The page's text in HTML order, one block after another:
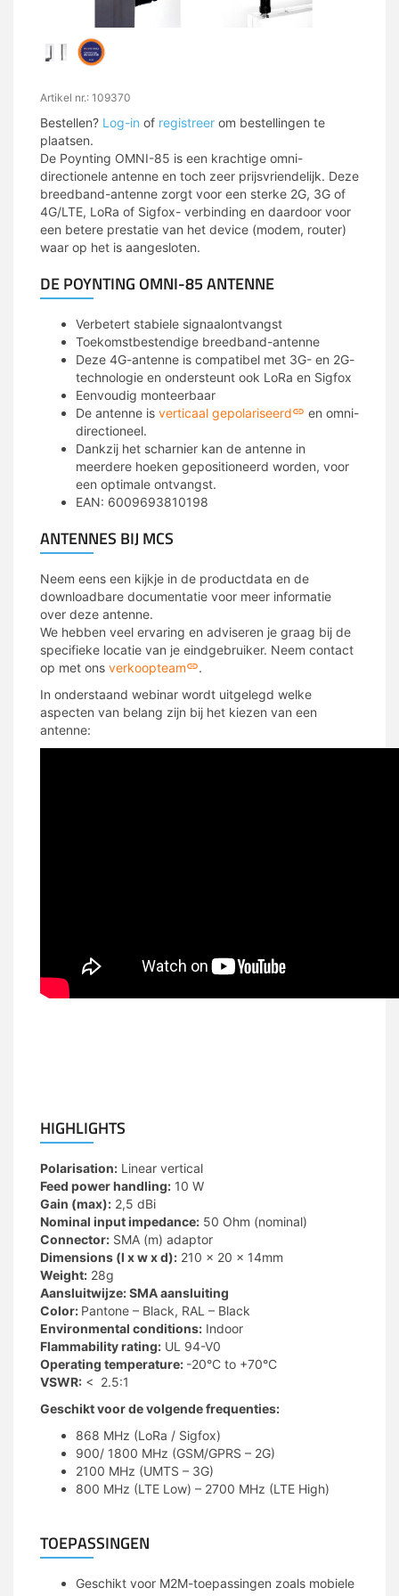
Artikel nr.: 109370
Bestellen? Log-in of registreer om bestellingen te
plaatsen.
De Poynting OMNI-85 is een krachtige omni-
directionele antenne en toch zeer prijsvriendelijk. Deze
breedband-antenne zorgt voor een sterke 2G, 3G of
4G/LTE, LoRa of Sigfox- verbinding en daardoor voor
een betere prestatie van het device (modem, router)
waar op het is aangesloten.
DE POYNTING OMNI-85 ANTENNE
Verbetert stabiele signaalontvangst
Toekomstbestendige breedband-antenne
Deze 4G-antenne is compatibel met 3G- en 2G-
technologie en ondersteunt ook LoRa en Sigfox
Eenvoudig monteerbaar
De antenne is verticaal gepolariseerd
en omni-
directioneel.
Dankzij het scharnier kan de antenne in
meerdere hoeken gepositioneerd worden, voor
een optimale ontvangst.
EAN: 6009693810198
ANTENNES BIJ MCS
Neem eens een kijkje in de productdata en de
downloadbare documentatie voor meer informatie
over deze antenne.
We hebben veel ervaring en adviseren je graag bij de
specifieke locatie van je eindgebruiker. Neem contact
op met ons verkoopteam
.
In onderstaand webinar wordt uitgelegd welke
aspecten van belang zijn bij het kiezen van een
antenne:
HIGHLIGHTS
Polarisation: Linear vertical
Feed power handling: 10 W
Gain (max): 2,5 dBi
Nominal input impedance: 50 Ohm (nominal)
Connector: SMA (m) adaptor
Dimensions (l x w x d): 210 x 20 x 14mm
Weight: 28g
Aansluitwijze: SMA aansluiting
Color: Pantone – Black, RAL – Black
Environmental conditions: Indoor
Flammability rating: UL 94-V0
Operating temperature: -20°C to +70°C
VSWR: < 2.5:1
Geschikt voor de volgende frequenties:
868 MHz (LoRa / Sigfox)
900/ 1800 MHz (GSM/GPRS – 2G)
2100 MHz (UMTS – 3G)
800 MHz (LTE Low) – 2700 MHz (LTE High)
TOEPASSINGEN
Geschikt voor M2M-toepassingen zoals mobiele